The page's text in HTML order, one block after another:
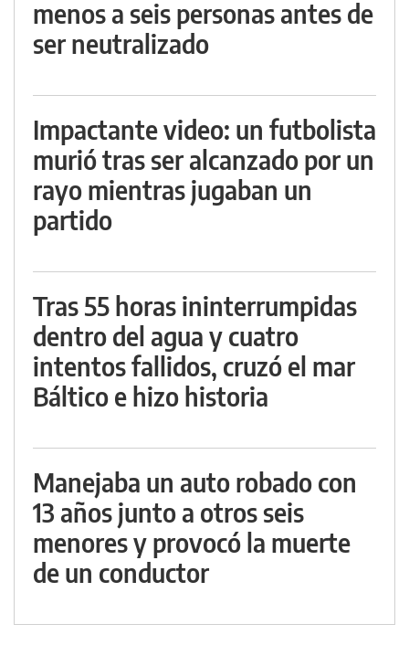
menos a seis personas antes de
ser neutralizado
Impactante video: un futbolista
murió tras ser alcanzado por un
rayo mientras jugaban un
partido
Tras 55 horas ininterrumpidas
dentro del agua y cuatro
intentos fallidos, cruzó el mar
Báltico e hizo historia
Manejaba un auto robado con
13 años junto a otros seis
menores y provocó la muerte
de un conductor